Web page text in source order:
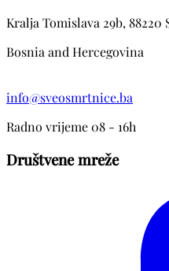
Kralja Tomislava 29b,
Bosnia and Hercegovina
info@sveosmrtnice.ba
Radno vrijeme 08 - 16h
Društvene mreže